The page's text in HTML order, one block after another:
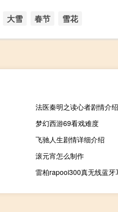
大雪 春节 雪花
法医秦明之读心者剧情介
梦幻西游69看戏难度
飞驰人生剧情详细介绍
滚元宵怎么制作
雷柏rapooi300真无线蓝牙